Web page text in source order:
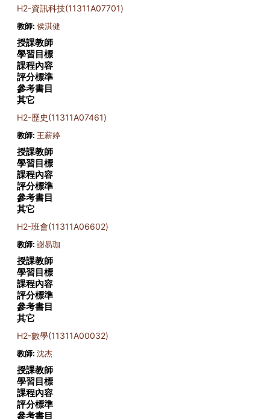
H2-資訊科技(11311A07701)
教師: 侯淇健
授課教師
學習目標
課程內容
評分標準
參考書目
其它
H2-歷史(11311A07461)
教師: 王薪婷
授課教師
學習目標
課程內容
評分標準
參考書目
其它
H2-班會(11311A06602)
教師: 謝易珈
授課教師
學習目標
課程內容
評分標準
參考書目
其它
H2-數學(11311A00032)
教師: 沈杰
授課教師
學習目標
課程內容
評分標準
參考書目